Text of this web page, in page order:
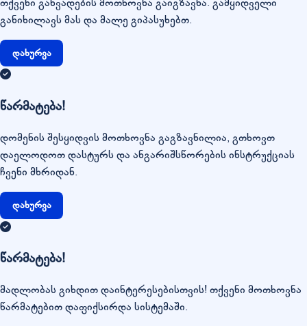
განიხილავს მას და მალე გიპასუხებთ.
დახურვა
წარმატება!
დომენის შესყიდვის მოთხოვნა გაგზავნილია, გთხოვთ
დაელოდოთ დასტურს და ანგარიშსწორების ინსტრუქციას
ჩვენი მხრიდან.
დახურვა
წარმატება!
მადლობას გიხდით დაინტერესებისთვის! თქვენი მოთხოვნა
წარმატებით დაფიქსირდა სისტემაში.